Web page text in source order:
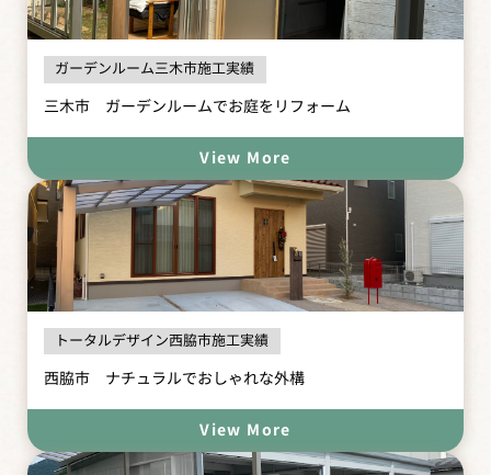
ガーデンルーム三木市施工実績
三木市 ガーデンルームでお庭をリフォーム
View More
トータルデザイン西脇市施工実績
西脇市 ナチュラルでおしゃれな外構
View More